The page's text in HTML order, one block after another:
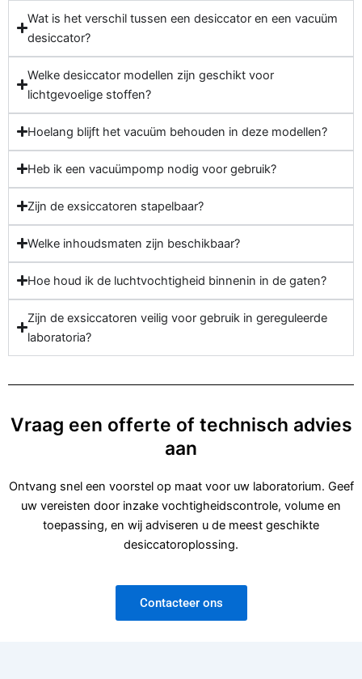
Wat is het verschil tussen een desiccator en een vacuüm
desiccator?
Welke desiccator modellen zijn geschikt voor
lichtgevoelige stoffen?
Hoelang blijft het vacuüm behouden in deze modellen?
Heb ik een vacuümpomp nodig voor gebruik?
Zijn de exsiccatoren stapelbaar?
Welke inhoudsmaten zijn beschikbaar?
Hoe houd ik de luchtvochtigheid binnenin in de gaten?
Zijn de exsiccatoren veilig voor gebruik in gereguleerde
laboratoria?
Vraag een offerte of technisch advies
aan
Ontvang snel een voorstel op maat voor uw laboratorium. Geef
uw vereisten door inzake vochtigheidscontrole, volume en
toepassing, en wij adviseren u de meest geschikte
desiccatoroplossing.
Contacteer ons